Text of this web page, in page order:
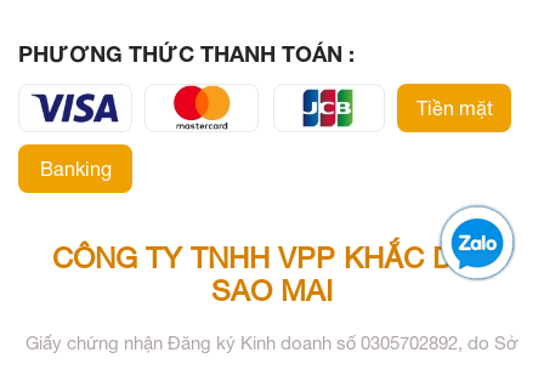
PHƯƠNG THỨC THANH TOÁN :
Tiền mặt
Banking
CÔNG TY TNHH VPP KHẮC DẤU
SAO MAI
Giấy chứng nhận Đăng ký Kinh doanh số 0305702892, do Sở